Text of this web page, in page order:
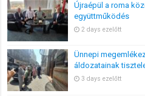
Újraépül a roma
együttműködés
2 days ezelőtt
Ünnepi
áldozatainak
3 days ezelőtt